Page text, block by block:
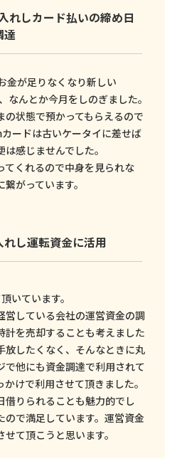
れしカード払いの締め日
達
金が足りなくなり新しい
んとか今月をしのぎました。
の状態で預かってもらえるので
ードは古いケータイに差せば
感じませんでした。
てくれるので中身を見られな
がっています。
れし運転資金に活用
いています。
営している会社の運営資金の調
計を売却することも考えました
放したくなく、そんなときに丸
で他にも資金調達で利用されて
けで利用させて頂きました。
借りられることも魅力的でし
ので満足しています。運営資金
て頂こうと思います。